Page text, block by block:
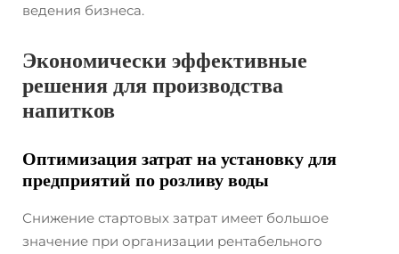
ведения бизнеса.
Экономически эффективные
решения для производства
напитков
Оптимизация затрат на установку для
предприятий по розливу воды
Снижение стартовых затрат имеет большое
значение при организации рентабельного